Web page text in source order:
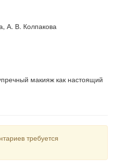
А. В. Колпакова
макияж как настоящий
для вас.
и косметику,
и мешков под глазами с
на все случаи жизни:
омолаживающий и
требуется